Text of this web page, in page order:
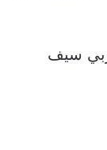
سيف